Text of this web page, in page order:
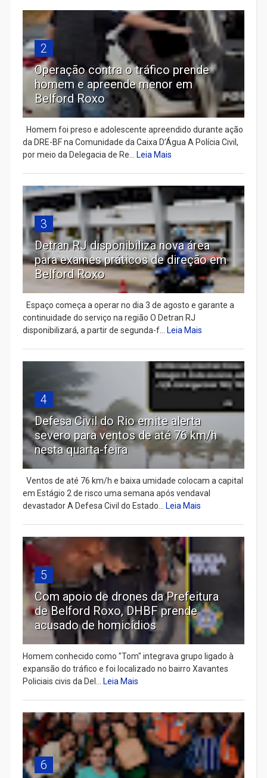
2
Operação contra o tráfico prende
homem e apreende menor em
Belford Roxo
Homem foi preso e adolescente apreendido durante ação
da DRE-BF na Comunidade da Caixa D’Água A Polícia Civil,
por meio da Delegacia de Re...
Leia Mais
3
Detran RJ disponibiliza nova área
para exames práticos de direção em
Belford Roxo
Espaço começa a operar no dia 3 de agosto e garante a
continuidade do serviço na região O Detran RJ
disponibilizará, a partir de segunda-f...
Leia Mais
4
Defesa Civil do Rio emite alerta
severo para ventos de até 76 km/h
nesta quarta-feira
Ventos de até 76 km/h e baixa umidade colocam a capital
em Estágio 2 de risco uma semana após vendaval
devastador A Defesa Civil do Estado...
Leia Mais
5
Com apoio de drones da Prefeitura
de Belford Roxo, DHBF prende
acusado de homicídios
Homem conhecido como "Tom" integrava grupo ligado à
expansão do tráfico e foi localizado no bairro Xavantes
Policiais civis da Del...
Leia Mais
6